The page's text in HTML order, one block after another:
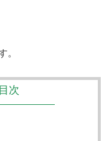
。
次